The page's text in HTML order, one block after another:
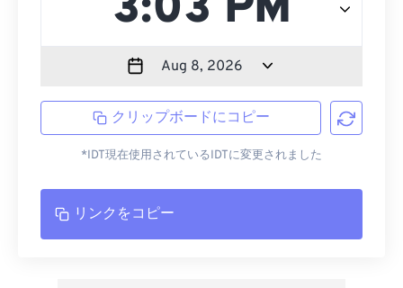
クリップボードにコピー
*IDT現在使用されているIDTに変更されました
リンクをコピー